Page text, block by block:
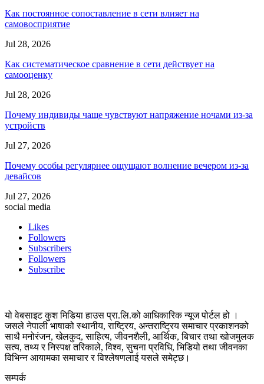
Как постоянное сопоставление в сети влияет на
самовосприятие
Jul 28, 2026
Как систематическое сравнение в сети действует на
самооценку
Jul 28, 2026
Почему индивиды чаще чувствуют напряжение ночами из-за
устройств
Jul 27, 2026
Почему особы регулярнее ощущают волнение вечером из-за
девайсов
Jul 27, 2026
social media
Likes
Followers
Subscribers
Followers
Subscribe
यो वेबसाइट कुश मिडिया हाउस प्रा.लि.को आधिकारिक न्यूज पोर्टल हो ।
जसले नेपाली भाषाको स्थानीय, राष्ट्रिय, अन्तराष्ट्रिय समाचार प्रकाशनको
साथै मनोरंजन, खेलकुद, साहित्य, जीवनशैली, आर्थिक, बिचार तथा खोजमुलक
सत्य, तथ्य र निस्पक्ष तरिकाले, विश्व, सुचना प्रविधि, भिडियो तथा जीवनका
विभिन्न आयामका समाचार र विश्लेषणलाई यसले समेट्छ।
सम्पर्क